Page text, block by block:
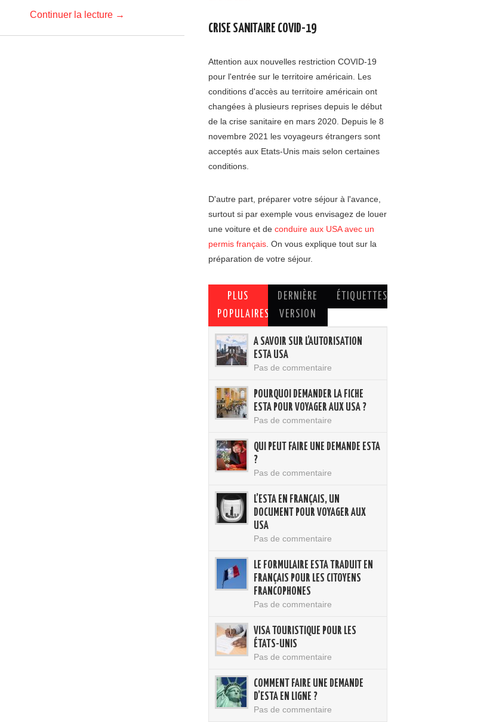
Continuer la lecture →
CRISE SANITAIRE COVID-19
Attention aux nouvelles restriction COVID-19
pour l'entrée sur le territoire américain. Les
conditions d'accès au territoire américain ont
changées à plusieurs reprises depuis le début
de la crise sanitaire en mars 2020. Depuis le 8
novembre 2021 les voyageurs étrangers sont
acceptés aux Etats-Unis mais selon certaines
conditions.
D'autre part, préparer votre séjour à l'avance,
surtout si par exemple vous envisagez de louer
une voiture et de conduire aux USA avec un
permis français . On vous explique tout sur la
préparation de votre séjour.
PLUS
POPULAIRES
DERNIÈRE
VERSION
ÉTIQUETTES
A SAVOIR SUR L’AUTORISATION
ESTA USA
Pas de commentaire
POURQUOI DEMANDER LA FICHE
ESTA POUR VOYAGER AUX USA ?
Pas de commentaire
QUI PEUT FAIRE UNE DEMANDE ESTA
?
Pas de commentaire
L’ESTA EN FRANÇAIS, UN
DOCUMENT POUR VOYAGER AUX
USA
Pas de commentaire
LE FORMULAIRE ESTA TRADUIT EN
FRANÇAIS POUR LES CITOYENS
FRANCOPHONES
Pas de commentaire
VISA TOURISTIQUE POUR LES
ÉTATS-UNIS
Pas de commentaire
COMMENT FAIRE UNE DEMANDE
D’ESTA EN LIGNE ?
Pas de commentaire